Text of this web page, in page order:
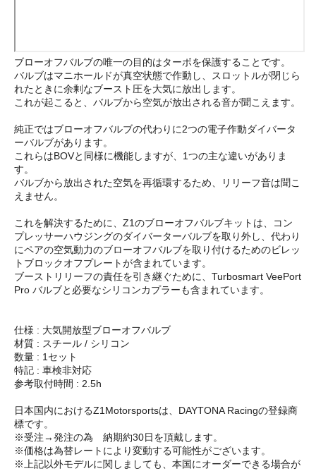
ブローオフバルブの唯一の目的はターボを保護することです。
バルブはマニホールドが真空状態で作動し、スロットルが閉じら
れたときに余剰なブースト圧を大気に放出します。
これが起こると、バルブから空気が放出される音が聞こえます。
純正ではブローオフバルブの代わりに2つの電子作動ダイバータ
ーバルブがあります。
これらはBOVと同様に機能しますが、1つの主な違いがありま
す。
バルブから放出された空気を再循環するため、リリーフ音は聞こ
えません。
これを解決するために、Z1のブローオフバルブキットは、コン
プレッサーハウジングのダイバーターバルブを取り外し、代わり
にペアの空気動力のブローオフバルブを取り付けるためのビレッ
トブロックオフプレートが含まれています。
ブーストリリーフの責任を引き継ぐために、Turbosmart VeePort
Pro バルブと必要なシリコンカプラーも含まれています。
仕様 : 大気開放型ブローオフバルブ
材質 : スチール / シリコン
数量 : 1セット
特記 : 車検非対応
参考取付時間 : 2.5h
日本国内におけるZ1Motorsportsは、DAYTONA Racingの登録商
標です。
※受注→発注の為 納期約30日を頂戴します。
※価格は為替レートにより変動する可能性がございます。
※上記以外モデルに関しましても、本国にオーダーできる場合が